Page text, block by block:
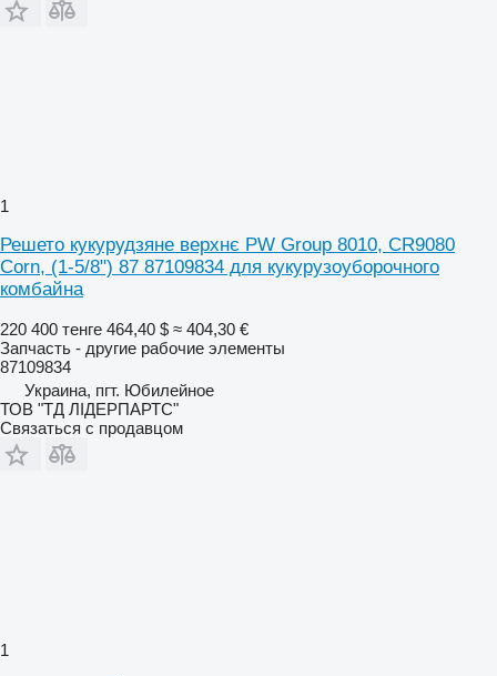
1
Решето кукурудзяне верхнє PW Group 8010, CR9080
Corn, (1-5/8") 87 87109834 для кукурузоуборочного
комбайна
220 400 тенге 464,40 $ ≈ 404,30 €
Запчасть - другие рабочие элементы
87109834
Украина, пгт. Юбилейное
ТОВ "ТД ЛІДЕРПАРТС"
Связаться с продавцом
1